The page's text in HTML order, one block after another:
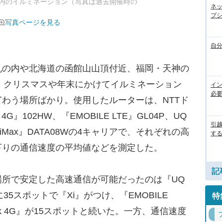
のイルミネーション（写真は過去開催時の
写真ページを見る
内や北海道の函館山山頂付近、福岡・天神の
リスマスや年末にかけてイルミネーション
う場所ばかり。使用したルーターは、NTTド
』102HW、『EMOBILE LTE』GL04P、UQ
』DATA08Wの4キャリアで、それぞれの高
の通信速度の平均値などを測定した。
で安定した高速通信が可能だったのは『UQ
スポットで『Xi』がつけ、『EMOBILE
』が15スポットと続いた。一方、通信速度
ネ
プ
自
イ
必
引
す
記
特